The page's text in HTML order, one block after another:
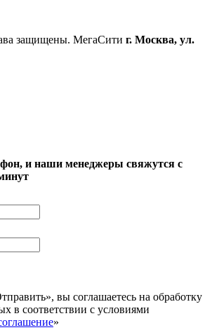
защищены. МегаСити г. Москва, ул.
и наши менеджеры свяжутся с
вы соглашаетесь на обработку
в соответствии с условиями
»